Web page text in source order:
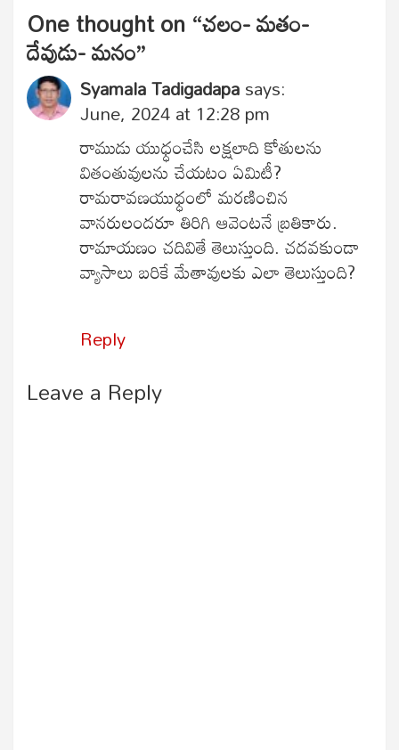
One thought on “చలం- మతం-
దేవుడు- మనం”
Syamala Tadigadapasays:
June, 2024 at 12:28 pm
రాముడు యుధ్ధంచేసి లక్షలాది కోతులను
వితంతువులను చేయటం ఏమిటీ?
రామరావణయుధ్ధంలో మరణించిన
వానరులందరూ తిరిగి ఆవెంటనే బ్రతికారు.
రామాయణం చదివితే తెలుస్తుంది. చదవకుండా
వ్యాసాలు బరికే మేతావులకు ఎలా తెలుస్తుంది?
Reply
Leave a Reply